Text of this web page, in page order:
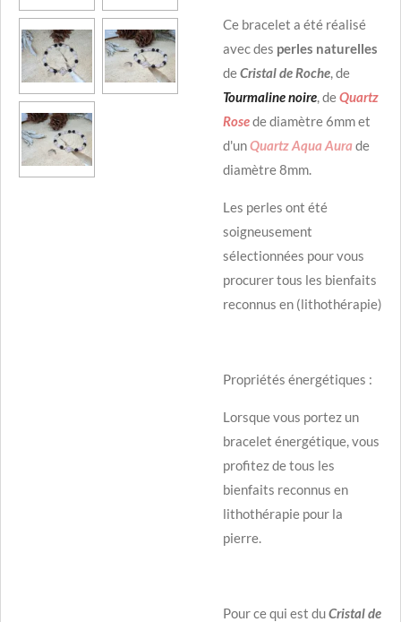
Ce bracelet a été réalisé
avec des perles naturelles
deCristal deRoche, de
Tourmaline noire, deQuartz
Rosede diamètre 6mm et
d'unQuartz Aqua Aura de
diamètre 8mm.
Les perles ont été
soigneusement
sélectionnées pour vous
procurer tous les bienfaits
reconnus en (lithothérapie)
Propriétés énergétiques :
Lorsque vous portez un
bracelet énergétique, vous
profitez de tous les
bienfaits reconnus en
lithothérapie pour la
pierre.
Pour ce qui est duCristal de